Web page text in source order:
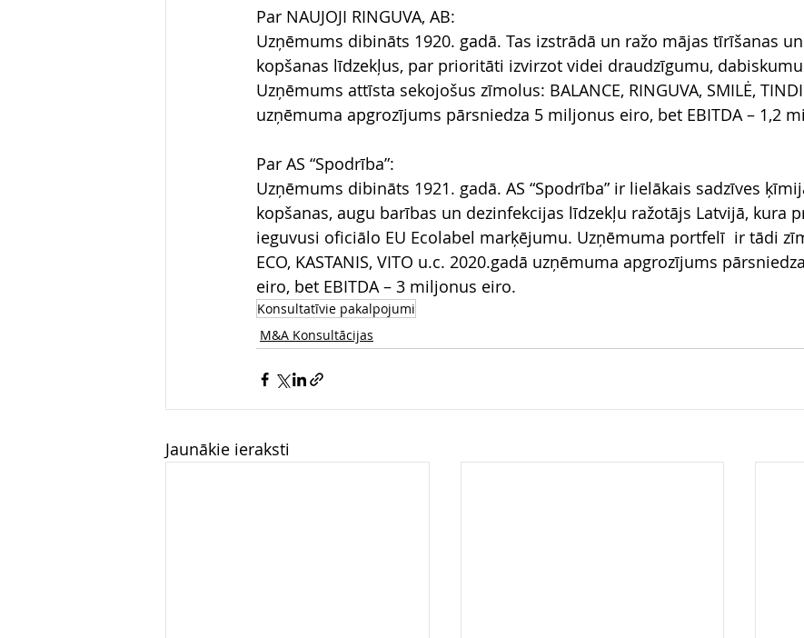
Par NAUJOJI RINGUVA, AB:
Uzņēmums dibināts 1920. gadā. Tas izstrādā un ražo mājas tīrīšanas
kopšanas līdzekļus, par prioritāti izvirzot videi draudzīgumu,
Uzņēmums attīsta sekojošus zīmolus: BALANCE, RINGUVA, SMILĖ,
uzņēmuma apgrozījums pārsniedza 5 miljonus eiro, bet EBITDA – 1,2
Par AS “Spodrība”:
Uzņēmums dibināts 1921. gadā. AS “Spodrība” ir lielākais sadzīves
kopšanas, augu barības un dezinfekcijas līdzekļu ražotājs Latvijā, kura
ieguvusi oficiālo EU Ecolabel marķējumu. Uzņēmuma portfelī  ir tādi
ECO, KASTANIS, VITO u.c. 2020.gadā uzņēmuma apgrozījums
eiro, bet EBITDA – 3 miljonus eiro.
Konsultatīvie pakalpojumi
M&A Konsultācijas
Jaunākie ieraksti